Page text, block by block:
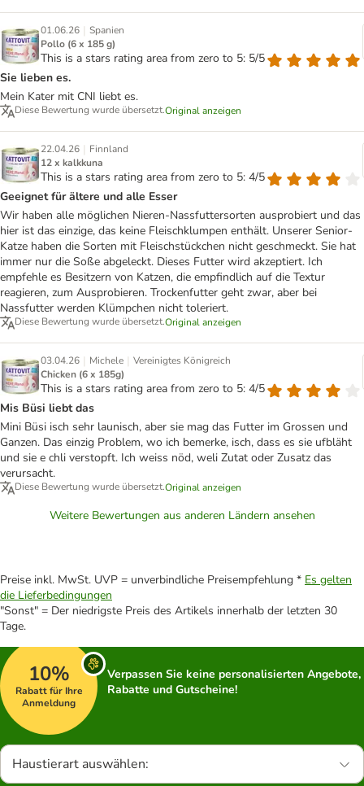
01.06.26 | Spanien
Pollo (6 x 185 g)
This is a stars rating area from zero to 5: 5/5
Sie lieben es.
Mein Kater mit CNI liebt es.
Diese Bewertung wurde übersetzt.Original anzeigen
22.04.26 | Finnland
12 x kalkkuna
This is a stars rating area from zero to 5: 4/5
Geeignet für ältere und alle Esser
Wir haben alle möglichen Nieren-Nassfuttersorten ausprobiert und das
hier ist das einzige, das keine Fleischklumpen enthält. Unserer Senior-
Katze haben die Sorten mit Fleischstückchen nicht geschmeckt. Sie hat
immer nur die Soße abgeleckt. Dieses Futter wird akzeptiert. Ich
empfehle es Besitzern von Katzen, die empfindlich auf die Textur
reagieren, zum Ausprobieren. Trockenfutter geht zwar, aber bei
Nassfutter werden Klümpchen nicht toleriert.
Diese Bewertung wurde übersetzt.Original anzeigen
03.04.26 | Michele | Vereinigtes Königreich
Chicken (6 x 185g)
This is a stars rating area from zero to 5: 4/5
Mis Büsi liebt das
Mini Büsi isch sehr launisch, aber sie mag das Futter im Grossen und
Ganzen. Das einzig Problem, wo ich bemerke, isch, dass es sie ufbläht
und sie e chli verstopft. Ich weiss nöd, weli Zutat oder Zusatz das
verursacht.
Diese Bewertung wurde übersetzt.Original anzeigen
Weitere Bewertungen aus anderen Ländern ansehen
Preise inkl. MwSt. UVP = unverbindliche Preisempfehlung * Es gelten
die Lieferbedingungen
"Sonst" = Der niedrigste Preis des Artikels innerhalb der letzten 30
Tage.
10%
Rabatt für Ihre
Anmeldung
Verpassen Sie keine personalisierten Angebote,
Rabatte und Gutscheine!
Haustierart auswählen: